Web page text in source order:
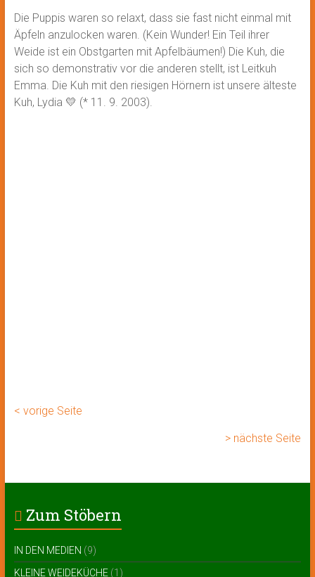
Die Puppis waren so relaxt, dass sie fast nicht einmal mit
Äpfeln anzulocken waren. (Kein Wunder! Ein Teil ihrer
Weide ist ein Obstgarten mit Apfelbäumen!) Die Kuh, die
sich so demonstrativ vor die anderen stellt, ist Leitkuh
Emma. Die Kuh mit den riesigen Hörnern ist unsere älteste
Kuh, Lydia 💛 (* 11. 9. 2003).
< vorige Seite
> nächste Seite
Zum Stöbern
IN DEN MEDIEN (9)
KLEINE WEIDEKÜCHE(1)